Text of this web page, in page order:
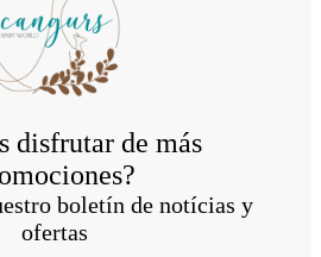
disfrutar de más
boletín de notícias y
ofertas